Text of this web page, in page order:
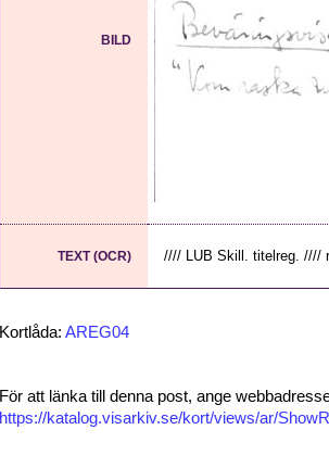
BILD
TEXT (OCR) //// LUB Skill. titelreg. ////
Kortlåda: AREG04
För att länka till denna post, ange
https://katalog.visarkiv.se/kort/views/ar/